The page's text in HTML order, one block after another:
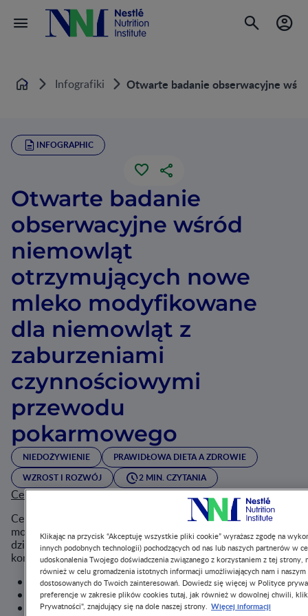
Home Infografiki Otwarte badanie obserwacyjne
INFOGRAPHIC
Otwarte badanie
obserwacyjne wśród
niemowląt
otrzymujących nowe
mleko modyfikowane
dla niemowląt z
zaburzeniami
czynnościowymi
przewodu
pokarmowego
NIEDOŻYWIENIE
PRAWIDŁOWA DIETA A ZDROWIE
WZROST I ROZWÓJ
2 MIN. CZYTANIA
Cel badania:
Celem badania była ocena skuteczności działania mleka
modyfikowanego dla niemowląt zawierającego składniki o
działaniu potwierdzonym w randomizowanych badaniach
kontrolnych, tj.:
częściowy hydrolizat serwatki (pH-W),
Limosaactobacillus (L. ) reuteri DSM 17938,
prebiotyczną mieszanina galaktooligosacharydów
Klikając na przycisk “Akceptuję wszystkie pliki cookie” wyrażasz zgodę na
innych podobnych technologii) pochodzących od nas lub naszych partnerów w
udoskonalenia Twojego doświadczenia związanego z korzystaniem z tej
również w celu gromadzenia istotnych informacji umożliwiających nam i
dostosowanych do Twoich zainteresowań. Dowiedz się więcej w Polityce
preferencje w zakresie plików cookies tutaj, jak również w dowolnej chwili,
Prywatności", znajdujący się na dole naszej strony. Więcej informacji